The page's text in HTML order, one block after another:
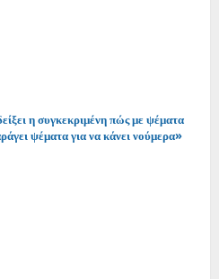
η συγκεκριμένη πώς με ψέματα
ψέματα για να κάνει νούμερα»